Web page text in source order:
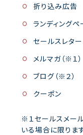
折り込み広告
ランディングペ
セールスレター
メルマガ（※１）
ブログ（※２）
クーポン
※１セールスメー
いる場合に限りま